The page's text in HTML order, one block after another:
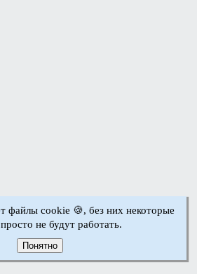
файлы cookie 🍪, без них некоторые
не будут работать.
Понятно